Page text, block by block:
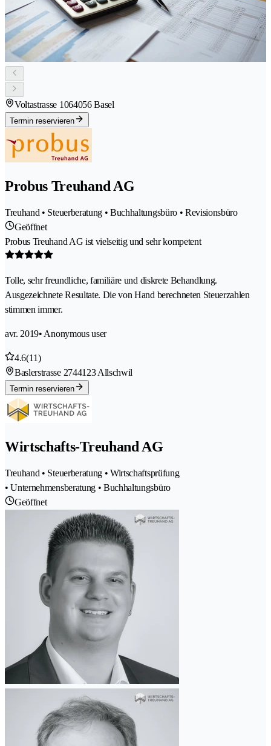
Voltastrasse 1064056 Basel
Termin reservieren
Probus Treuhand AG
Treuhand • Steuerberatung • Buchhaltungsbüro • Revisionsbüro
Geöffnet
Probus Treuhand AG ist vielseitig und sehr kompetent
Tolle, sehr freundliche, familiäre und diskrete Behandlung.
Ausgezeichnete Resultate. Die von Hand berechneten Steuerzahlen
stimmen immer.
avr. 2019• Anonymous user
4.6(11)
Baslerstrasse 2744123 Allschwil
Termin reservieren
Wirtschafts-Treuhand AG
Treuhand • Steuerberatung • Wirtschaftsprüfung
• Unternehmensberatung • Buchhaltungsbüro
Geöffnet